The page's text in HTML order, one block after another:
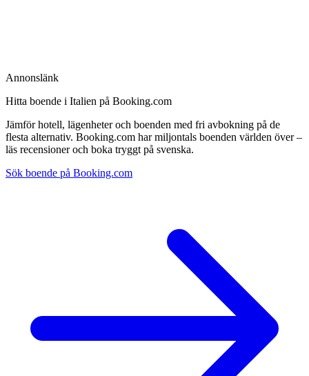
Annonslänk
Hitta boende i Italien på Booking.com
Jämför hotell, lägenheter och boenden med fri avbokning på de
flesta alternativ. Booking.com har miljontals boenden världen över –
läs recensioner och boka tryggt på svenska.
Sök boende på Booking.com